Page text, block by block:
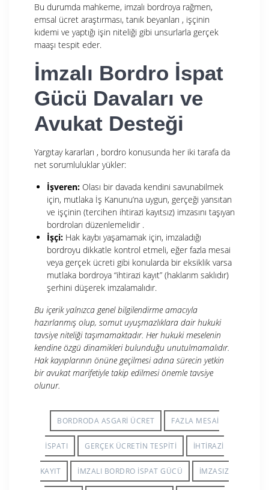
Bu durumda mahkeme, imzalı bordroya rağmen,
emsal ücret araştırması, tanık beyanları , işçinin
kıdemi ve yaptığı işin niteliği gibi unsurlarla gerçek
maaşı tespit eder.
İmzalı Bordro İspat
Gücü Davaları ve
Avukat Desteği
Yargıtay kararları , bordro konusunda her iki tarafa da
net sorumluluklar yükler:
İşveren: Olası bir davada kendini savunabilmek
için, mutlaka İş Kanunu’na uygun, gerçeği yansıtan
ve işçinin (tercihen ihtirazi kayıtsız) imzasını taşıyan
bordroları düzenlemelidir .
İşçi: Hak kaybı yaşamamak için, imzaladığı
bordroyu dikkatle kontrol etmeli, eğer fazla mesai
veya gerçek ücreti gibi konularda bir eksiklik varsa
mutlaka bordroya “ihtirazi kayıt” (haklarım saklıdır)
şerhini düşerek imzalamalıdır.
Bu içerik yalnızca genel bilgilendirme amacıyla
hazırlanmış olup, somut uyuşmazlıklara dair hukuki
tavsiye niteliği taşımamaktadır. Her hukuki meselenin
kendine özgü dinamikleri bulunduğu unutulmamalıdır.
Hak kayıplarının önüne geçilmesi adına sürecin yetkin
bir avukat marifetiyle takip edilmesi önemle tavsiye
olunur.
BORDRODA ASGARI ÜCRET FAZLA MESAI
ISPATI GERÇEK ÜCRETIN TESPITI IHTIRAZI
KAYIT IMZALI BORDRO ISPAT GÜCÜ IMZASIZ